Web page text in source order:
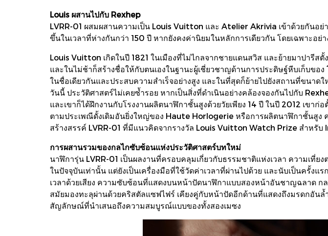
Louis ผสานไปกับ Rexhep
LVRR-01 ผสมผสานความเป็น Louis Vuitton และ Atelier Akrivia เข้าด้วยกันอ
ขึ้นในเวลาที่ห่างกันกว่า 150 ปี หากยังคงค่านิยมในหลักการเดียวกัน โดยเฉพาะ
Louis Vuitton เกิดในปี 1821 ในเมืองที่ไม่ไกลจากชายแดนสวิส และย้ายมาปารี
และในไม่ช้าก็สร้างชื่อให้กับตนเองในฐานะผู้เชี่ยวชาญด้านการประดิษฐ์หีบเก็บข
ในชื่อเดียวกันและประสบความสำเร็จอย่างสูง และในที่สุดก็ย้ายไปยังสถานที่ขน
วันนี้ ประวัติศาสตร์ไม่เคยซ้ำรอย หากเป็นสิ่งที่ดำเนินอย่างคล้องจองกันไปกับ
และเขาก็ได้ฝึกงานกับโรงงานผลิตนาฬิกาชั้นสูงด้วยวัยเพียง 14 ปี ในปี 2012 เข
ตามประเพณีดั้งเดิมอันยิ่งใหญ่ของ Haute Horlogerie หรือการผลิตนาฬิกาชั้นสู
สร้างสรรค์ LVRR-01 ที่มีแนวคิดจากรางวัล Louis Vuitton Watch Prize สำหรั
การผสานรวมของกลไกซับซ้อนแห่งประวัติศาสตร์บทใหม่
นาฬิการุ่น LVRR-01 เป็นผลงานที่ครอบคลุมเกี่ยวกับธรรมชาติแห่งเวลา ความเที่
ในปัจจุบันเท่านั้น แต่ยังเป็นเครื่องมือที่ใช้วัดค่าเวลาที่ผ่านไปด้วย และนับเป็นครั้ง
เวลาด้วยเสียง ความซับซ้อนที่แสดงบนหน้าปัดนาฬิกาแบบสองหน้าอันชาญฉลาด
สมัยมองทะลุผ่านด้วยคริสตัลแซฟไฟร์ เคียงคู่กับหน้าปัดอีกด้านที่แสดงถึงมรดกอัน
สัญลักษณ์ที่นำเสนอถึงความสมบูรณ์แบบของทั้งสองเมซง